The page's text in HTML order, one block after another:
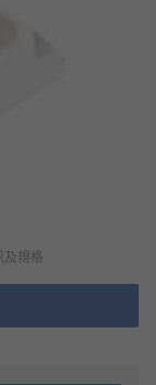
及規格